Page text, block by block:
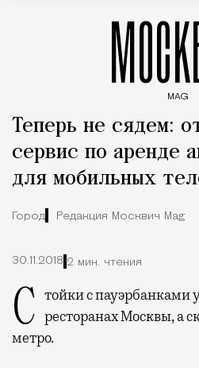
MAG
Теперь не сядем:
сервис по аренде
для мобильных
Город Редакция Москвич Mag
30.11.2018 2 мин. чтения
Стойки с пауэрбанками уже доступны в ресторанах Москвы, а
метро.